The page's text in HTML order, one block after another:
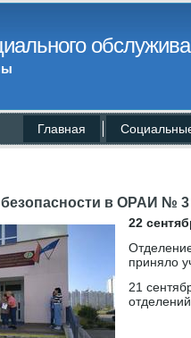
Главная
в ОРАИ № 3
22
приняло
21
отделений.